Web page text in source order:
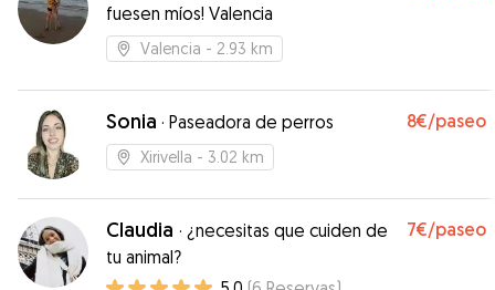
fuesen míos! Valencia
Valencia - 2.93 km
Sonia · Paseadora de perros 8€/paseo
Xirivella - 3.02 km
Claudia · ¿necesitas que cuiden de
tu animal?
7€/paseo